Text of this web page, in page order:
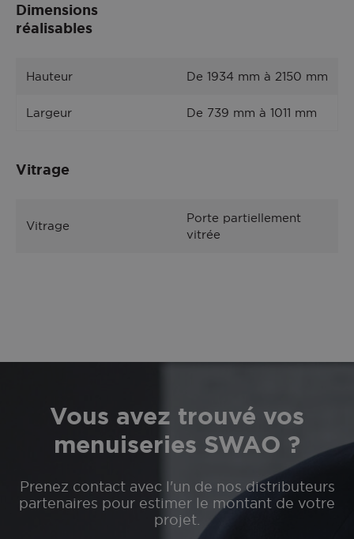
Dimensions
réalisables
Hauteur De 1934 mm à 2150 mm
Largeur De 739 mm à 1011 mm
Vitrage
Vitrage
Porte partiellement
vitrée
Vous avez trouvé vos
menuiseries SWAO ?
Prenez contact avec l'un de nos distributeurs
partenaires pour estimer le montant de votre
projet.